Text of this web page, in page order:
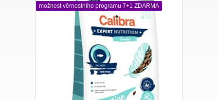
možnost věrnostního programu 7+1 ZDARMA